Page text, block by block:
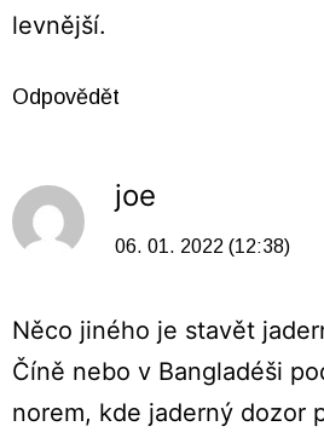
levnější.
Odpovědět
joe
06. 01. 2022 (12:38)
Něco jiného je stavět
Číně nebo v Bangladéši
norem, kde jaderný dozor